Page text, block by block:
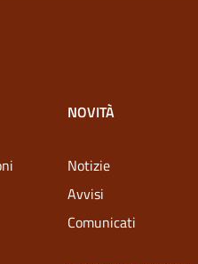
NOVITÀ
Notizie
Avvisi
Comunicati